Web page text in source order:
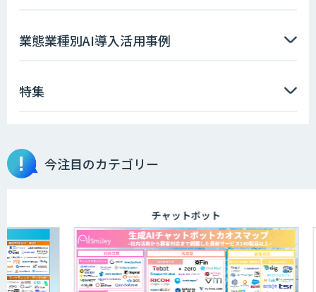
AIエージェント開発支援
AIエンジニアアカデミー（バイブコーデ
aiDAPTIV+
アリストルの法人向けAI研修
業態業種別AI導入活用事例
特集
今注目のカテゴリー
チャットボット